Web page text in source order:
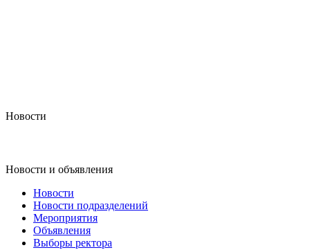
Новости
Новости и объявления
Новости
Новости подразделений
Мероприятия
Объявления
Выборы ректора